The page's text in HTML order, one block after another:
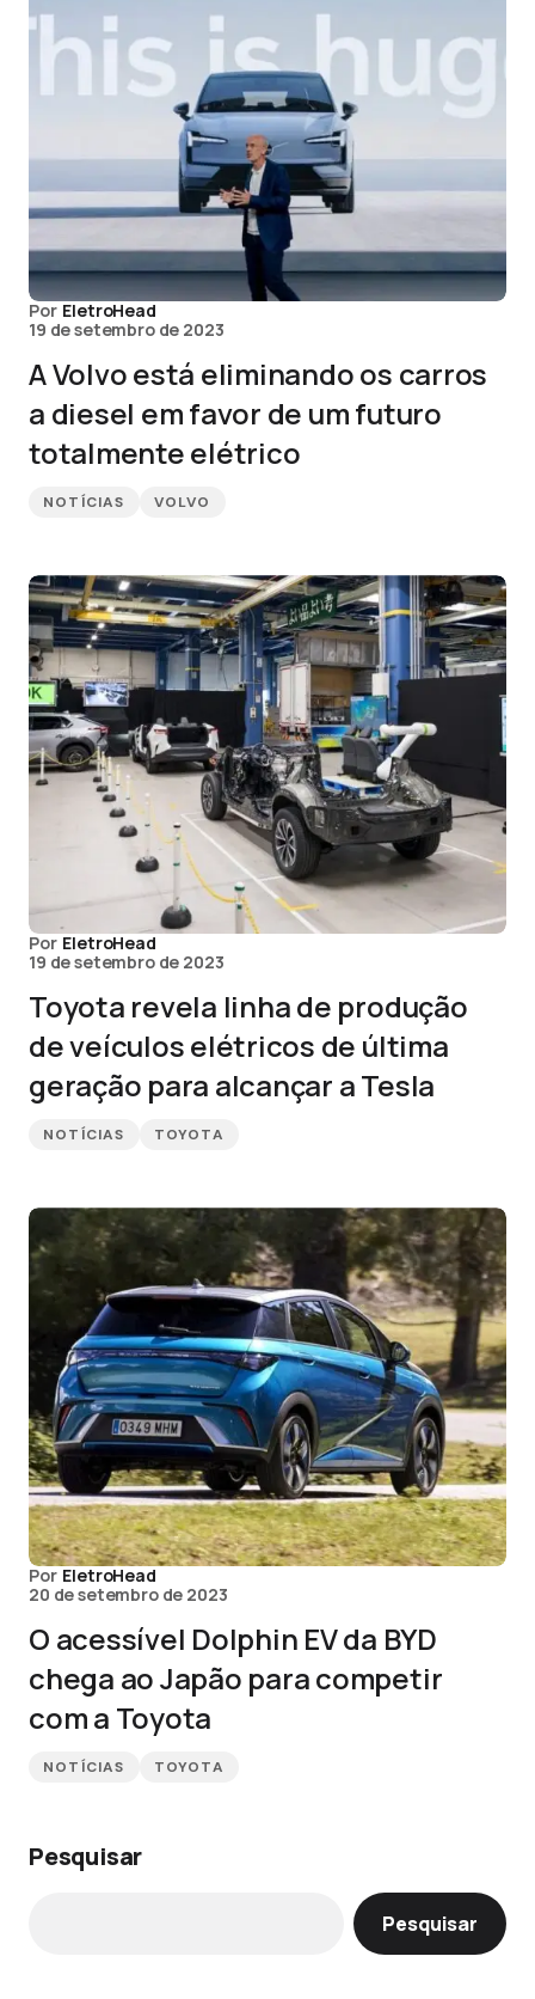
Por EletroHead
19 de setembro de 2023
A Volvo está eliminando os carros
a diesel em favor de um futuro
totalmente elétrico
NOTÍCIAS VOLVO
Por EletroHead
19 de setembro de 2023
Toyota revela linha de produção
de veículos elétricos de última
geração para alcançar a Tesla
NOTÍCIAS TOYOTA
Por EletroHead
20 de setembro de 2023
O acessível Dolphin EV da BYD
chega ao Japão para competir
com a Toyota
NOTÍCIAS TOYOTA
Pesquisar
Pesquisar